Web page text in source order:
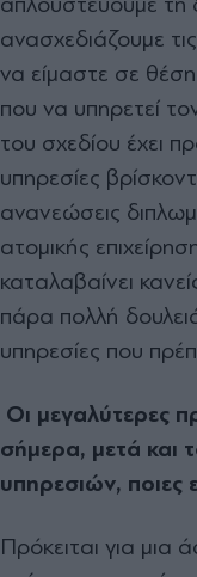
ανασχεδιάζουμε
να είμαστε σε
που να υπηρετεί
του σχεδίου έχει
υπηρεσίες
ανανεώσεις
ατομικής
καταλαβαίνει
πάρα πολλή
υπηρεσίες που
Οι μεγαλύτερες
σήμερα, μετά και
υπηρεσιών, ποιες
Πρόκειται για μια